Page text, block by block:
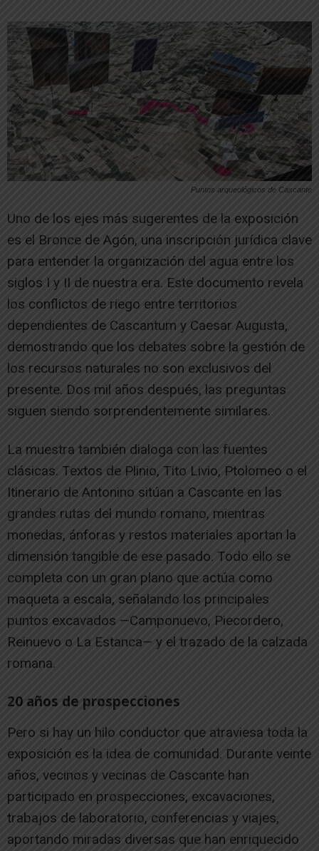
Puntos arqueológicos de Cascante
Uno de los ejes más sugerentes de la exposición
es el Bronce de Agón, una inscripción jurídica clave
para entender la organización del agua entre los
siglos I y II de nuestra era. Este documento revela
los conflictos de riego entre territorios
dependientes de Cascantum y Caesar Augusta,
demostrando que los debates sobre la gestión de
los recursos naturales no son exclusivos del
presente. Dos mil años después, las preguntas
siguen siendo sorprendentemente similares.
La muestra también dialoga con las fuentes
clásicas. Textos de Plinio, Tito Livio, Ptolomeo o el
Itinerario de Antonino sitúan a Cascante en las
grandes rutas del mundo romano, mientras
monedas, ánforas y restos materiales aportan la
dimensión tangible de ese pasado. Todo ello se
completa con un gran plano que actúa como
maqueta a escala, señalando los principales
puntos excavados —Camponuevo, Piecordero,
Reinuevo o La Estanca— y el trazado de la calzada
romana.
20 años de prospecciones
Pero si hay un hilo conductor que atraviesa toda la
exposición es la idea de comunidad. Durante veinte
años, vecinos y vecinas de Cascante han
participado en prospecciones, excavaciones,
trabajos de laboratorio, conferencias y viajes,
aportando miradas diversas que han enriquecido